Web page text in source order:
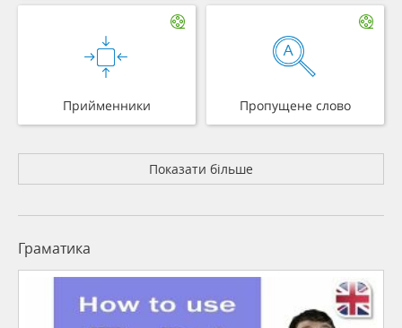
Прийменники Пропущене слово
Показати більше
Граматика